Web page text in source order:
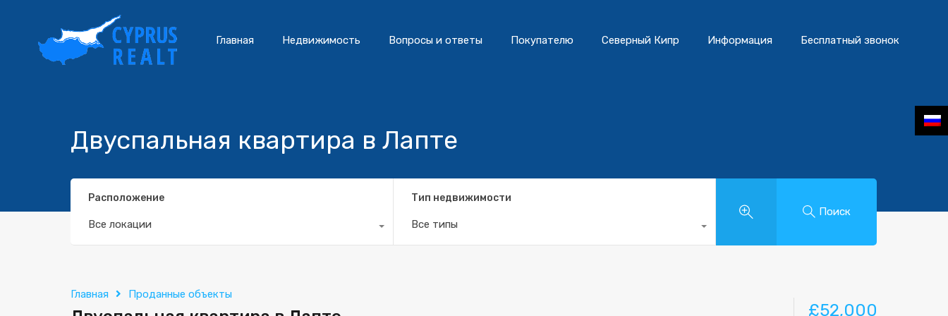
Главная Недвижимость Вопросы и ответы Покупателю Северный Кипр Информация Бесплатный звонок
Двуспальная квартира в Лапте
Расположение
Все локации
Тип недвижимости
Все типы
Поиск
Главная Проданные объекты
£52,000